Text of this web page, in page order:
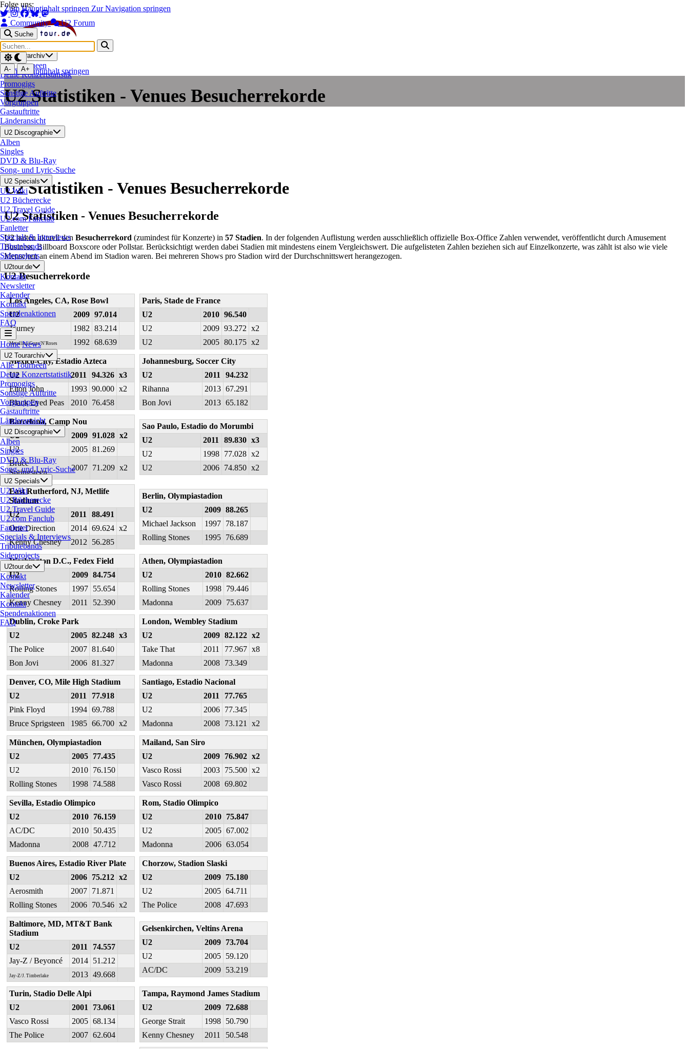
Zum Hauptinhalt springen Zur Navigation springen
Folge uns:
Community U2 Forum
Suche
A- A+
Home News
U2 Tourarchiv
Alle Tourneen
Deine Konzertstatistik
Promogigs
Sonstige Auftritte
Vorgruppen
Gastauftritte
Länderansicht
U2 Discographie
Alben
Singles
DVD & Blu-Ray
Song- und Lyric-Suche
U2 Specials
U2 Wiki
U2 Bücherecke
U2 Travel Guide
U2.com Fanclub
Fanletter
Specials & Interviews
Tributebands
Sideprojects
U2tour.de
Kontakt
Newsletter
Kalender
Kontakt
Spendenaktionen
FAQ
Home News
U2 Tourarchiv
Alle Tourneen
Deine Konzertstatistik
Promogigs
Sonstige Auftritte
Vorgruppen
Gastauftritte
Länderansicht
U2 Discographie
Alben
Singles
DVD & Blu-Ray
Song- und Lyric-Suche
U2 Specials
U2 Wiki
U2 Bücherecke
U2 Travel Guide
U2.com Fanclub
Fanletter
Specials & Interviews
Tributebands
Sideprojects
U2tour.de
Kontakt
Newsletter
Kalender
Kontakt
Spendenaktionen
FAQ
Zum Hauptinhalt springen
U2 Statistiken - Venues Besucherrekorde
U2 Statistiken - Venues Besucherrekorde
U2 Statistiken - Venues Besucherrekorde
U2halten aktuell den Besucherrekord (zumindest für Konzerte) in 57 Stadien. In der folgenden Auflistung werden ausschließlich offizielle Box-Office Zahlen verwendet, veröffentlicht durch Amusement
Business, Billboard Boxscore oder Pollstar. Berücksichtigt werden dabei Stadien mit mindestens einem Vergleichswert. Die aufgelisteten Zahlen beziehen sich auf Einzelkonzerte, was zählt ist also wie viele
Menschen an einem Abend im Stadion waren. Bei mehreren Shows pro Stadion wird der Durchschnittswert herangezogen.
U2 Besucherrekorde
Los Angeles, CA, Rose Bowl
U2
2009 97.014
Journey
1982 83.214
Metallica/Guns'N'Roses 1992 68.639
Paris, Stade de France
U2
2010 96.540
U2
2009 93.272 x2
U2
2005 80.175 x2
Mexico-City, Estadio Azteca
U2
2011 94.326 x3
Elton John
1993 90.000 x2
Black Eyed Peas
2010 76.458
Johannesburg, Soccer City
U2
2011
94.232
Rihanna
2013 67.291
Bon Jovi
2013 65.182
Barcelona, Camp Nou
U2
2009 91.028 x2
U2
2005 81.269
Bruce
Springsteen
2007 71.209 x2
Sao Paulo, Estadio do Morumbi
U2
2011 89.830 x3
U2
1998 77.028 x2
U2
2006 74.850 x2
East Rutherford, NJ, Metlife
Stadium
U2
2011
88.491
One Direction
2014 69.624 x2
Kenny Chesney
2012 56.285
Berlin, Olympiastadion
U2
2009 88.265
Michael Jackson
1997 78.187
Rolling Stones
1995 76.689
Washington D.C., Fedex Field
U2
2009 84.754
Rolling Stones
1997 55.654
Kenny Chesney
2011 52.390
Athen, Olympiastadion
U2
2010 82.662
Rolling Stones
1998 79.446
Madonna
2009 75.637
Dublin, Croke Park
U2
2005 82.248 x3
The Police
2007 81.640
Bon Jovi
2006 81.327
London, Wembley Stadium
U2
2009 82.122 x2
Take That
2011 77.967 x8
Madonna
2008 73.349
Denver, CO, Mile High Stadium
U2
2011
77.918
Pink Floyd
1994 69.788
Bruce Sprigsteen
1985 66.700 x2
Santiago, Estadio Nacional
U2
2011
77.765
U2
2006 77.345
Madonna
2008 73.121 x2
München, Olympiastadion
U2
2005 77.435
U2
2010 76.150
Rolling Stones
1998 74.588
Mailand, San Siro
U2
2009 76.902 x2
Vasco Rossi
2003 75.500 x2
Vasco Rossi
2008 69.802
Sevilla, Estadio Olimpico
U2
2010 76.159
AC/DC
2010 50.435
Madonna
2008 47.712
Rom, Stadio Olimpico
U2
2010 75.847
U2
2005 67.002
Madonna
2006 63.054
Buenos Aires, Estadio River Plate
U2
2006 75.212 x2
Aerosmith
2007 71.871
Rolling Stones
2006 70.546 x2
Chorzow, Stadion Slaski
U2
2009 75.180
U2
2005 64.711
The Police
2008 47.693
Baltimore, MD, MT&T Bank
Stadium
U2
2011
74.557
Jay-Z / Beyoncé
2014 51.212
Jay-Z/J. Timberlake 2013 49.668
Gelsenkirchen, Veltins Arena
U2
2009 73.704
U2
2005 59.120
AC/DC
2009 53.219
Turin, Stadio Delle Alpi
U2
2001
73.061
Vasco Rossi
2005 68.134
The Police
2007 62.604
Tampa, Raymond James Stadium
U2
2009 72.688
George Strait
1998 50.790
Kenny Chesney
2011 50.548